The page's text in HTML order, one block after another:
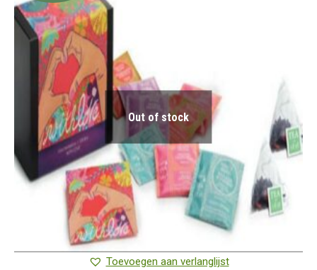
Out of stock
Toevoegen aan verlanglijst